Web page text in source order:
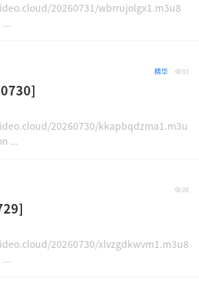
20260731/wbrrujolgx1.m3u8
33
精华
20260730/kkapbqdzma1.m3u
...
28
20260730/xlvzgdkwvm1.m3u8